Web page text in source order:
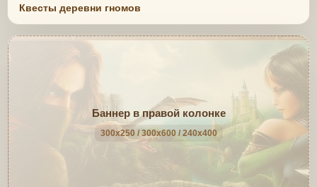
Квесты деревни гномов
Баннер в правой колонке
300x250 / 300x600 / 240x400